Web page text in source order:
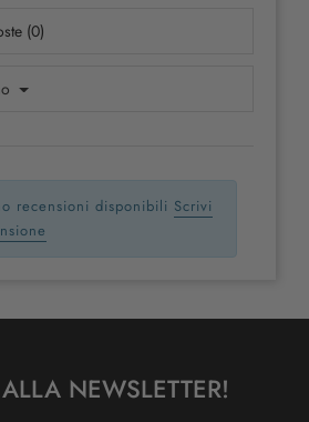
(0)
recensioni disponibili Scrivi
NEWSLETTER!